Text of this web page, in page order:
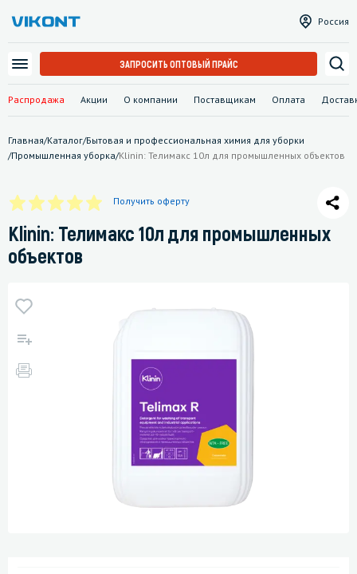
Распродажа Акции О компании Поставщикам Оплата
Россия
ЗАПРОСИТЬ ОПТОВЫЙ ПРАЙС
Главная/Каталог/Бытовая и профессиональная химия для уборки
/Промышленная уборка/Klinin: Телимакс 10л для промышленных объектов
Получить оферту
Klinin: Телимакс 10л для промышленных
объектов